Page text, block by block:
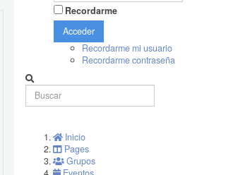
Recordarme
Acceder
Recordarme mi usuario
Recordarme contraseña
Inicio
Pages
Grupos